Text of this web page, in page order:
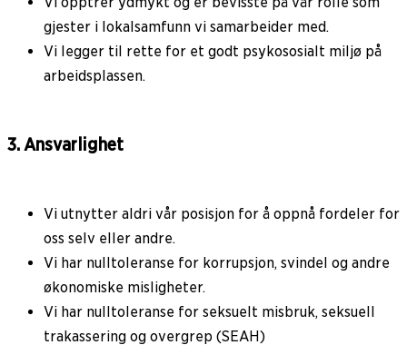
gjester i lokalsamfunn vi samarbeider med.
Vi legger til rette for et godt psykososialt miljø på
arbeidsplassen.
3. Ansvarlighet
Vi utnytter aldri vår posisjon for å oppnå fordeler for
oss selv eller andre.
Vi har nulltoleranse for korrupsjon, svindel og andre
økonomiske misligheter.
Vi har nulltoleranse for seksuelt misbruk, seksuell
trakassering og overgrep (SEAH)